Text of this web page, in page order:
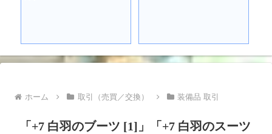
ホーム 取引（売買／交換） 装備品 取引
「+7 白羽のブーツ [1]」「+7 白羽のスーツ